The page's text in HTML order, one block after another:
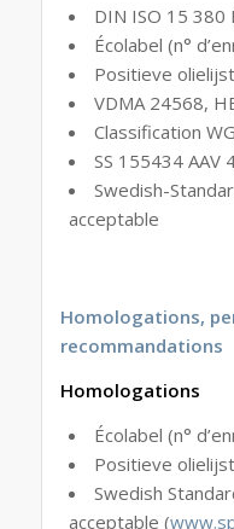
DIN ISO 15 380
Écolabel (n°
Positieve
VDMA 24568,
Classification
SS 155434 AAV
Swedish-
acceptable
Homologations,
recommandations
Homologations
Écolabel (n°
Positieve
Swedish
acceptable (